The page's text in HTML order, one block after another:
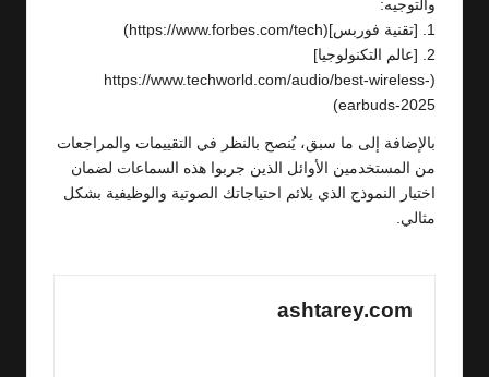
والتوجيه:
1. [تقنية فوربس](https://www.forbes.com/tech)
2. [عالم التكنولوجيا]
(https://www.techworld.com/audio/best-wireless-
earbuds-2025)
بالإضافة إلى ما سبق، يُنصح بالنظر في التقييمات والمراجعات
من المستخدمين الأوائل الذين جربوا هذه السماعات لضمان
اختيار النموذج الذي يلائم احتياجاتك الصوتية والوظيفية بشكل
مثالي.
ashtarey.com